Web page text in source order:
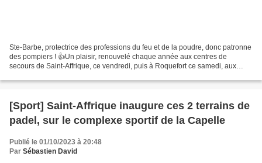
Ste-Barbe, protectrice des professions du feu et de la poudre, donc patronne
des pompiers ! 👍Un plaisir, renouvelé chaque année aux centres de
secours de Saint-Affrique, ce vendredi, puis à Roquefort ce samedi, aux
[Sport] Saint-Affrique inaugure ces 2 terrains de
padel, sur le complexe sportif de la Capelle
Publié le 01/10/2023 à 20:48
Par Sébastien David